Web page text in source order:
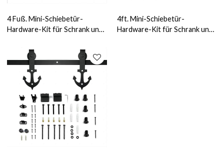
4 Fuß. Mini-Schiebetür-
Hardware-Kit für Schrank und
Aufhänger
4ft. Mini-Schiebetür-
Hardware-Kit für Schrank und